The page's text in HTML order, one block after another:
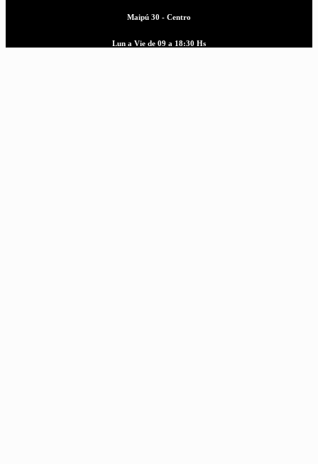
Maipú 30 - Centro
Lun a Vie de 09 a 18:30 Hs